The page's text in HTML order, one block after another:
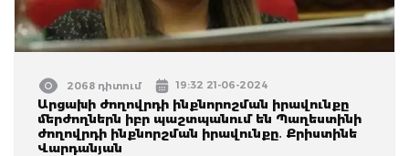
2068 դիտում 19:32 21-06-2024
Արցախի ժողովրդի ինքնորոշման իրավունքը
մերժողներն իբր պաշտպանում են Պաղեստինի
ժողովրդի ինքնորշման իրավունքը․ Քրիստինե
Վարդանյան